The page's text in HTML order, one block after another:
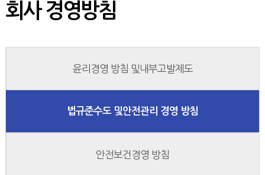
회사 경영방침
윤리경영 방침 및내부고발제도
법규준수도 및안전관리 경영 방침
안전보건 경영 방침